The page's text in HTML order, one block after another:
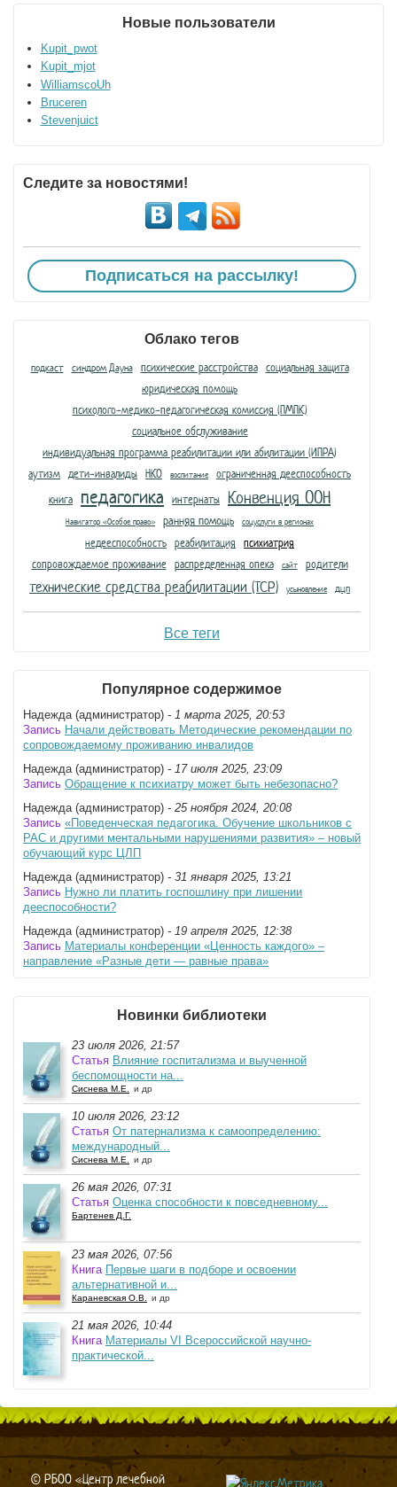
Новые пользователи
Kupit_pwot
Kupit_mjot
WilliamscoUh
Bruceren
Stevenjuict
Следите за новостями!
Подписаться на рассылку!
Облако тегов
подкаст синдром Дауна психические расстройства социальная защита
юридическая помощь
психолого-медико-педагогическая комиссия (ПМПК)
социальное обслуживание
индивидуальная программа реабилитации или абилитации (ИПРА)
аутизм дети-инвалиды НКО воспитание
ограниченная дееспособность
книга педагогика интернаты Конвенция ООН
Навигатор «Особое право» ранняя помощь соцуслуги в регионах
недееспособность реабилитация психиатрия
сопровождаемое проживание распределенная опека сайт родители
технические средства реабилитации (ТСР) усыновление дцп
Все теги
Популярное содержимое
Надежда (администратор) - 1 марта 2025, 20:53
Запись Начали действовать Методические рекомендации по
сопровождаемому проживанию инвалидов
Надежда (администратор) - 17 июля 2025, 23:09
Запись Обращение к психиатру может быть небезопасно?
Надежда (администратор) - 25 ноября 2024, 20:08
Запись «Поведенческая педагогика. Обучение школьников с
РАС и другими ментальными нарушениями развития» – новый
обучающий курс ЦЛП
Надежда (администратор) - 31 января 2025, 13:21
Запись Нужно ли платить госпошлину при лишении
дееспособности?
Надежда (администратор) - 19 апреля 2025, 12:38
Запись Материалы конференции «Ценность каждого» –
направление «Разные дети — равные права»
Новинки библиотеки
23 июля 2026, 21:57
Статья Влияние госпитализма и выученной
беспомощности на...
Сиснева М.Е. и др
10 июля 2026, 23:12
Статья От патернализма к самоопределению:
международный...
Сиснева М.Е. и др
26 мая 2026, 07:31
Статья Оценка способности к повседневному...
Бартенев Д.Г.
23 мая 2026, 07:56
Книга Первые шаги в подборе и освоении
альтернативной и...
Караневская О.В. и др
21 мая 2026, 10:44
Книга Материалы VI Всероссийской научно-
практической...
© РБОО «Центр лечебной